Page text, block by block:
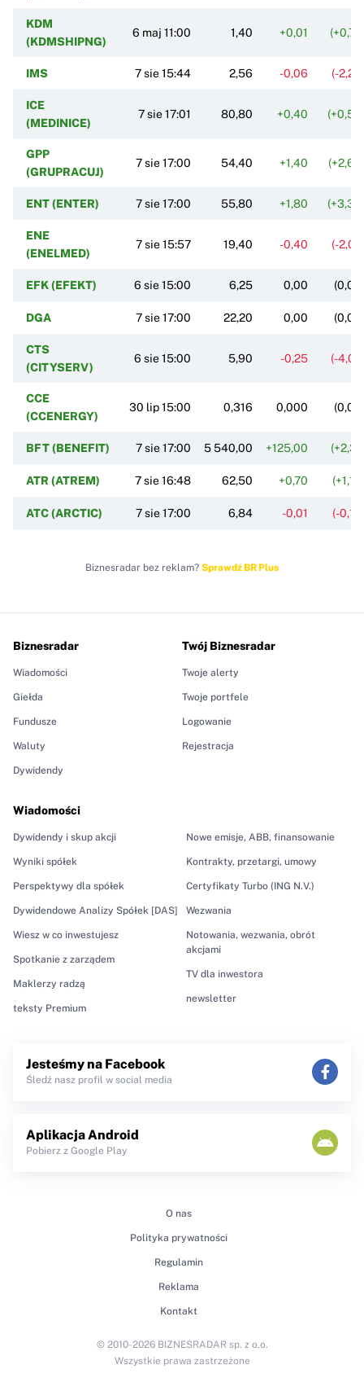
KDM
(KDMSHIPNG)
6 maj 11:00 1,40 +0,01
IMS 7 sie 15:44 2,56 -0,06 (-
ICE
(MEDINICE)
7 sie 17:01 80,80 +0,40
GPP
(GRUPRACUJ)
7 sie 17:00 54,40 +1,40
ENT (ENTER) 7 sie 17:00 55,80 +1,80
ENE
(ENELMED)
7 sie 15:57 19,40 -0,40 (-
EFK (EFEKT) 6 sie 15:00 6,25 0,00
DGA 7 sie 17:00 22,20 0,00
CTS
(CITYSERV)
6 sie 15:00 5,90 -0,25 (-
CCE
(CCENERGY)
30 lip 15:00 0,316 0,000
BFT (BENEFIT) 7 sie 17:00 5 540,00 +125,00
ATR (ATREM) 7 sie 16:48 62,50 +0,70
ATC (ARCTIC) 7 sie 17:00 6,84 -0,01 (-
Biznesradar bez reklam? Sprawdź BR Plus
Biznesradar
Wiadomości
Giełda
Fundusze
Waluty
Dywidendy
Wiadomości
Dywidendy i skup akcji
Wyniki spółek
Perspektywy dla spółek
Dywidendowe Analizy Spółek [DAS]
Wiesz w co inwestujesz
Spotkanie z zarządem
Maklerzy radzą
teksty Premium
Nowe emisje, ABB, finansowanie
Kontrakty, przetargi, umowy
Certyfikaty Turbo (ING N.V.)
Wezwania
Notowania, wezwania, obrót
akcjami
TV dla inwestora
newsletter
Twój Biznesradar
Twoje alerty
Twoje portfele
Logowanie
Rejestracja
Jesteśmy na Facebook
Śledź nasz profil w social media
Aplikacja Android
Pobierz z Google Play
O nas
Polityka prywatności
Regulamin
Reklama
Kontakt
© 2010-2026 BIZNESRADAR sp. z o.o.
Wszystkie prawa zastrzeżone